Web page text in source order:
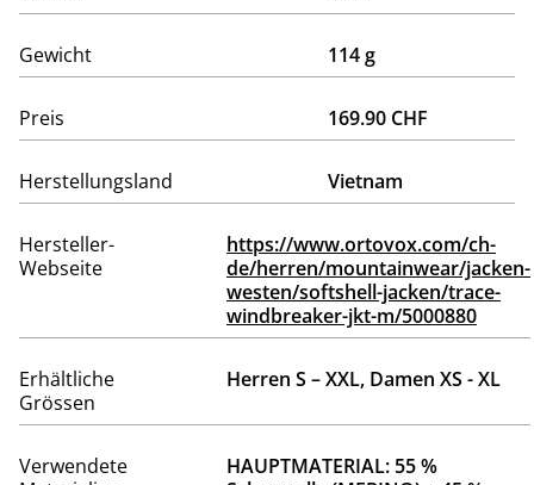
Gewicht 114 g
Preis 169.90 CHF
Herstellungsland Vietnam
Hersteller-
Webseite
https://www.ortovox.com/ch-
de/herren/mountainwear/jacken-
westen/softshell-jacken/trace-
windbreaker-jkt-m/5000880
Erhältliche
Grössen
Herren S – XXL, Damen XS - XL
Verwendete
HAUPTMATERIAL: 55 %